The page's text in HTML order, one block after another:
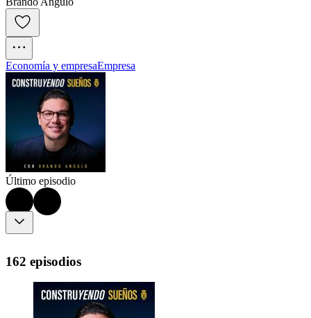
Economía y empresaEmpresa
Último episodio
162 episodios